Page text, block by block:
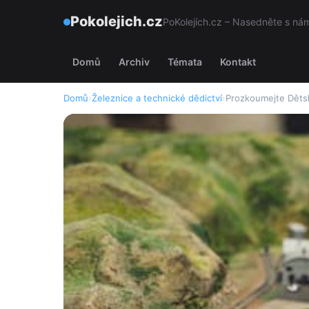
Pokolejich.czPoKolejích.cz – Nasedněte s
Domů Archiv Témata Kontakt
Domů›Železnice a technické dědictví›Prozkoumejte